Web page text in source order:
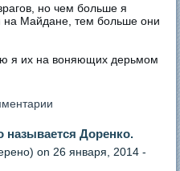
но чем больше я
Майдане, тем больше они
я их на воняющих дерьмом
Доренко.
on 26 января, 2014 -